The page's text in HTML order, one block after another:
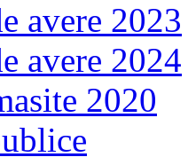
avere 2023
avere 2024
2020